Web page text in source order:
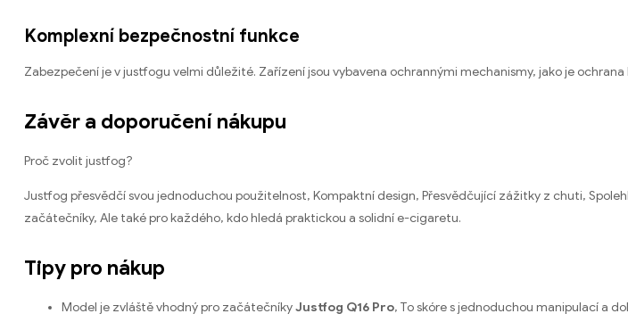
Komplexní bezpečnostní funkce
Zabezpečení je v justfogu velmi důležité. Zařízení jsou vybavena ochrannými mechanismy, jako je
Závěr a doporučení nákupu
Proč zvolit justfog?
Justfog přesvědčí svou jednoduchou použitelnost, Kompaktní design, Přesvědčující zážitky z chuti,
začátečníky, Ale také pro každého, kdo hledá praktickou a solidní e-cigaretu.
Tipy pro nákup
Model je zvláště vhodný pro začátečníkyJustfog Q16 Pro, To skóre s jednoduchou manipulací a